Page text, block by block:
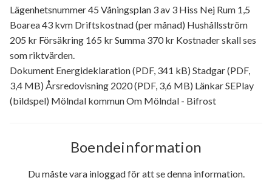
Lägenhetsnummer 45 Våningsplan 3 av 3 Hiss Nej Rum 1,5
Boarea 43 kvm Driftskostnad (per månad) Hushållsström
205 kr Försäkring 165 kr Summa 370 kr Kostnader skall ses
som riktvärden.
Dokument Energideklaration (PDF, 341 kB) Stadgar (PDF,
3,4 MB) Årsredovisning 2020 (PDF, 3,6 MB) Länkar SEPlay
(bildspel) Mölndal kommun Om Mölndal - Bifrost
Boendeinformation
Du måste vara inloggad för att se denna information.